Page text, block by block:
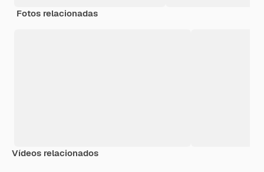
Fotos relacionadas
Vídeos relacionados